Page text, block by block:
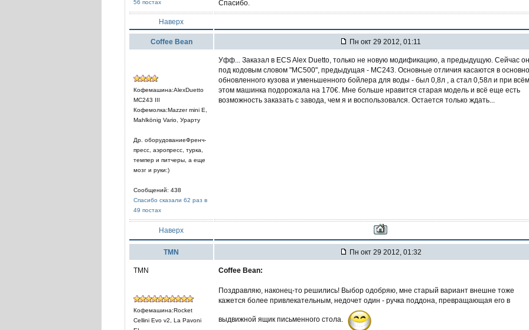
56 постах
Спасибо.
Наверх
Coffee Bean Пн окт 29 2012, 01:11
Кофемашина:AlexDuetto
MC243 III
Кофемолка:Mazzer mini E,
Mahlkönig Vario, Урарту
Др. оборудованиеФренч-
пресс, аэропресс, турка,
темпер и питчеры, а еще
мозг и руки:)
Сообщений: 438
Спасибо сказали 62 раз в
49 постах
Уфф... Заказал в ECS Alex Duetto, только не новую модификацию, а предыдущую. Сейчас
под кодовым словом "МC500", предыдущая - МС243. Основные отличия касаются в
обновленного кузова и уменьшенного бойлера для воды - был 0,8л , а стал 0,58л и при всём
этом машинка подорожала на 170€. Мне больше нравится старая модель и всё еще есть
возможность заказать с завода, чем я и воспользовался. Остается только ждать...
Наверх
TMN Пн окт 29 2012, 01:32
TMN
Кофемашина:Rocket
Cellini Evo v2, La Pavoni
Coffee Bean:
Поздравляю, наконец-то решились! Выбор одобряю, мне старый вариант внешне тоже
кажется более привлекательным, недочет один - ручка поддона, превращающая его в
выдвижной ящик письменного стола.